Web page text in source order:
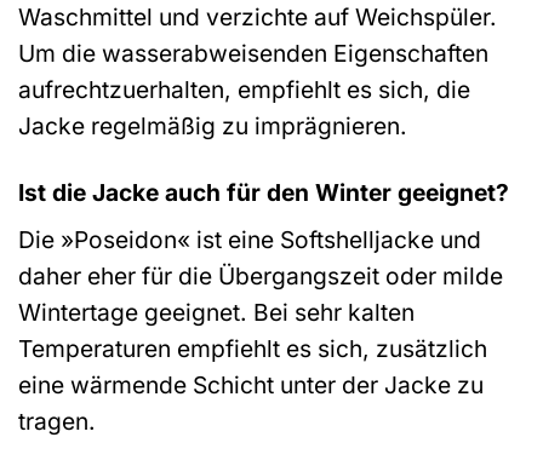
Waschmittel und verzichte auf Weichspüler.
Um die wasserabweisenden Eigenschaften
aufrechtzuerhalten, empfiehlt es sich, die
Jacke regelmäßig zu imprägnieren.
Ist die Jacke auch für den Winter geeignet?
Die »Poseidon« ist eine Softshelljacke und
daher eher für die Übergangszeit oder milde
Wintertage geeignet. Bei sehr kalten
Temperaturen empfiehlt es sich, zusätzlich
eine wärmende Schicht unter der Jacke zu
tragen.